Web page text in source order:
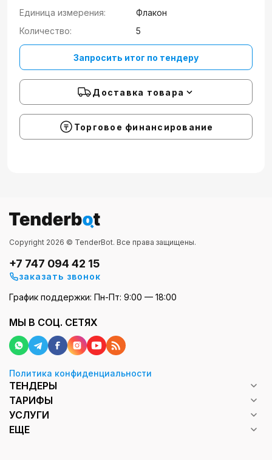
Единица измерения:
Флакон
Количество:
5
Запросить итог по тендеру
Доставка товара
Торговое финансирование
Copyright 2026 © TenderBot. Все права защищены.
+7 747 094 42 15
заказать звонок
График поддержки: Пн-Пт: 9:00 — 18:00
МЫ В СОЦ. СЕТЯХ
Политика конфиденциальности
ТЕНДЕРЫ
ТАРИФЫ
УСЛУГИ
ЕЩЕ